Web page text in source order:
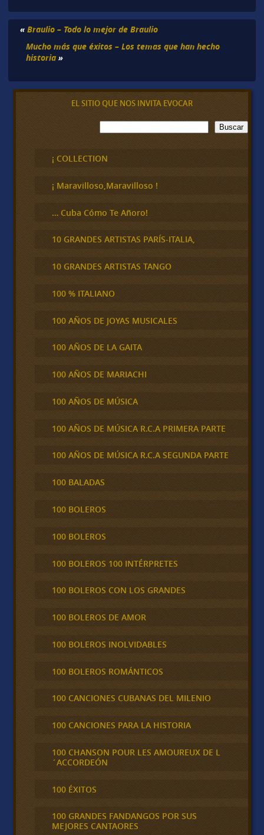
« Braulio – Todo lo mejor de Braulio
Mucho más que éxitos – Los temas que han hecho
historia »
EL SITIO QUE NOS INVITA EVOCAR
B
u
c
a
Buscar
¡ COLLECTION
¡ Maravilloso,Maravilloso !
… Cuba Cómo Te Añoro!
10 GRANDES ARTISTAS PARÍS-ITALIA,
10 GRANDES ARTISTAS TANGO
100 % ITALIANO
100 AÑOS DE JOYAS MUSICALES
100 AÑOS DE LA GAITA
100 AÑOS DE MARIACHI
100 AÑOS DE MÚSICA
100 AÑOS DE MÚSICA R.C.A PRIMERA PARTE
100 AÑOS DE MÚSICA R.C.A SEGUNDA PARTE
100 BALADAS
100 BOLEROS
100 BOLEROS
100 BOLEROS 100 INTÉRPRETES
100 BOLEROS CON LOS GRANDES
100 BOLEROS DE AMOR
100 BOLEROS INOLVIDABLES
100 BOLEROS ROMÁNTICOS
100 CANCIONES CUBANAS DEL MILENIO
100 CANCIONES PARA LA HISTORIA
100 CHANSON POUR LES AMOUREUX DE L
´ACCORDEÓN
100 ÉXITOS
100 GRANDES FANDANGOS POR SUS
MEJORES CANTAORES